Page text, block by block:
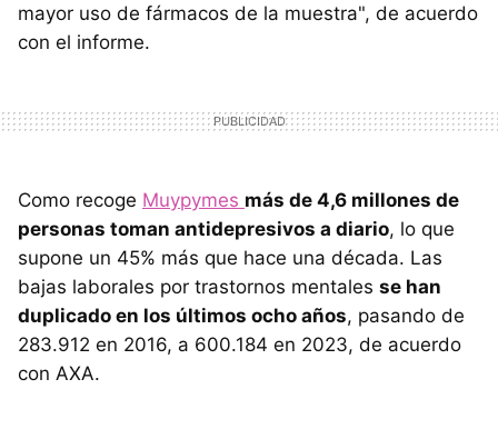
mayor uso de fármacos de la muestra", de acuerdo
con el informe.
Como recoge Muypymes más de 4,6 millones de
personas toman antidepresivos a diario, lo que
supone un 45% más que hace una década. Las
bajas laborales por trastornos mentales se han
duplicado en los últimos ocho años, pasando de
283.912 en 2016, a 600.184 en 2023, de acuerdo
con AXA.